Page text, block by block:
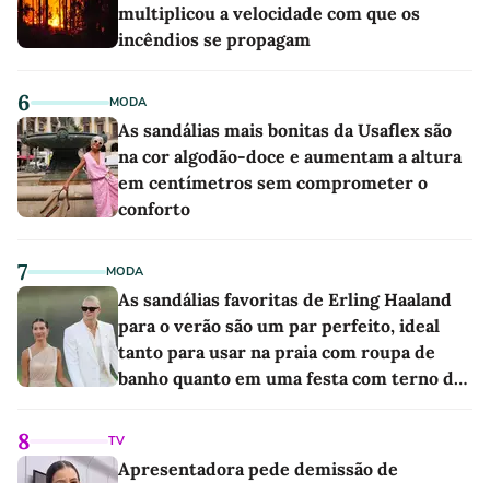
multiplicou a velocidade com que os
incêndios se propagam
6 MODA
As sandálias mais bonitas da Usaflex são
na cor algodão-doce e aumentam a altura
em centímetros sem comprometer o
conforto
7 MODA
As sandálias favoritas de Erling Haaland
para o verão são um par perfeito, ideal
tanto para usar na praia com roupa de
banho quanto em uma festa com terno de
8 TV
Apresentadora pede demissão de